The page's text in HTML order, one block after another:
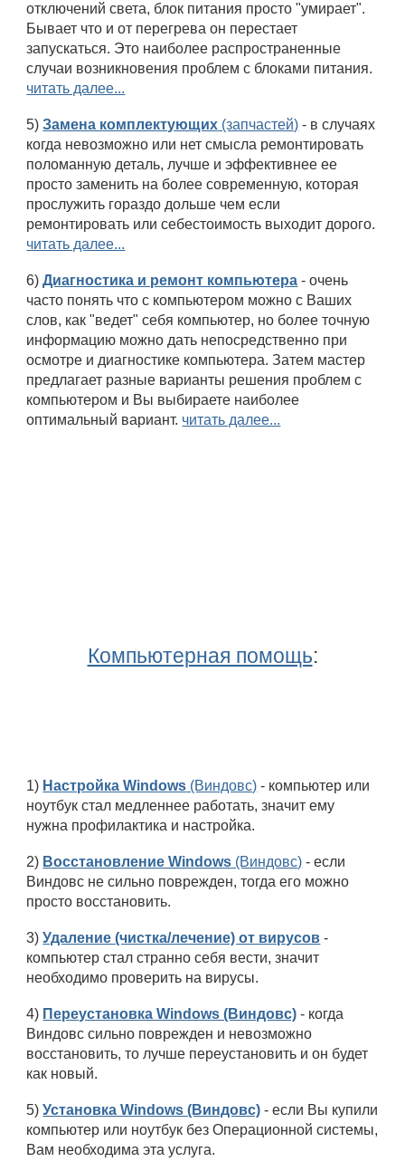
отключений света, блок питания просто "умирает".
Бывает что и от перегрева он перестает
запускаться. Это наиболее распространенные
случаи возникновения проблем с блоками питания.
читать далее...
5)Замена комплектующих (запчастей) - в случаях
когда невозможно или нет смысла ремонтировать
поломанную деталь, лучше и эффективнее ее
просто заменить на более современную, которая
прослужить гораздо дольше чем если
ремонтировать или себестоимость выходит дорого.
читать далее...
6)Диагностика и ремонт компьютера - очень
часто понять что с компьютером можно с Ваших
слов, как "ведет" себя компьютер, но более точную
информацию можно дать непосредственно при
осмотре и диагностике компьютера. Затем мастер
предлагает разные варианты решения проблем с
компьютером и Вы выбираете наиболее
оптимальный вариант. читать далее...
Компьютерная помощь:
1) Настройка Windows (Виндовс) - компьютер или
ноутбук стал медленнее работать, значит ему
нужна профилактика и настройка.
2) Восстановление Windows (Виндовс) - если
Виндовс не сильно поврежден, тогда его можно
просто восстановить.
3)Удаление (чистка/лечение) от вирусов -
компьютер стал странно себя вести, значит
необходимо проверить на вирусы.
4) Переустановка Windows (Виндовс) - когда
Виндовс сильно поврежден и невозможно
восстановить, то лучше переустановить и он будет
как новый.
5)Установка Windows (Виндовс) - если Вы купили
компьютер или ноутбук без Операционной системы,
Вам необходима эта услуга.